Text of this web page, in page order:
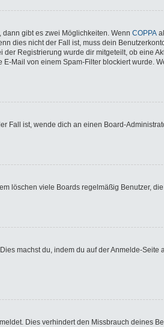
gibt es zwei Möglichkeiten. Wenn COPPA
dies nicht der Fall ist, muss dein
Registrierung wurde dir mitgeteilt, ob eine
Mail von einem Spam-Filter blockiert wurde.
ist, wende dich an einen Board-
löschen viele Boards regelmäßig Benutzer,
machst du, indem du auf der Anmelde-Seite
Dies verhindert den Missbrauch deines